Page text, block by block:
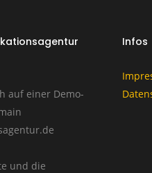
auf einer Demo-
und die
Infos